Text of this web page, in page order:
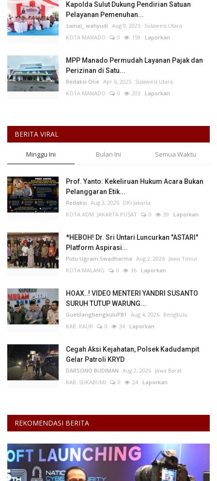
Kapolda Sulut Dukung Pendirian Satuan
Pelayanan Pemenuhan...
zainal_ wahyudi Aug 9, 2025 Sulawesi Utara
KOTA MANADO
0 159 Laporkan
MPP Manado Permudah Layanan Pajak dan
Perizinan di Satu...
Redaksi One Apr 6, 2025 Sulawesi Utara
KOTA MANADO
0 203 Laporkan
BERITA VIRAL
Minggu Ini Bulan Ini Semua Waktu
Prof. Yanto: Kekeliruan Hukum Acara Bukan
Pelanggaran Etik...
Redaksi Aug 3, 2026 DKI Jakarta
KOTA ADM. JAKARTA PUSAT
0 39 Laporkan
*HEBOH! Dr. Sri Untari Luncurkan "ASTARI"
Platform Aspirasi...
Putu Ugram Swadharma Aug 2, 2026 Jawa Timur
KOTA MALANG
0 36 Laporkan
HOAX..! VIDEO MENTERI YANDRI SUSANTO
SURUH TUTUP WARUNG...
GuetilangbengkuluPB1 Aug 4, 2026 Bengkulu
KAB. KAUR
0 34 Laporkan
Cegah Aksi Kejahatan, Polsek Kadudampit
Gelar Patroli KRYD
DARSONO BUDIMAN Aug 2, 2026 Jawa Barat
KAB. SUKABUMI
0 24 Laporkan
REKOMENDASI BERITA